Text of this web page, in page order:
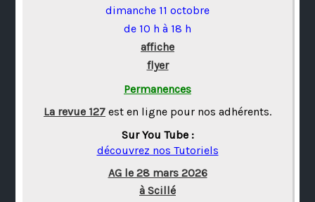
dimanche 11 octobre
de 10 h à 18 h
affiche
flyer
Permanences
La revue 127 est en ligne pour nos adhérents.
Sur You Tube :
découvrez nos Tutoriels
AG le 28 mars 2026
à Scillé